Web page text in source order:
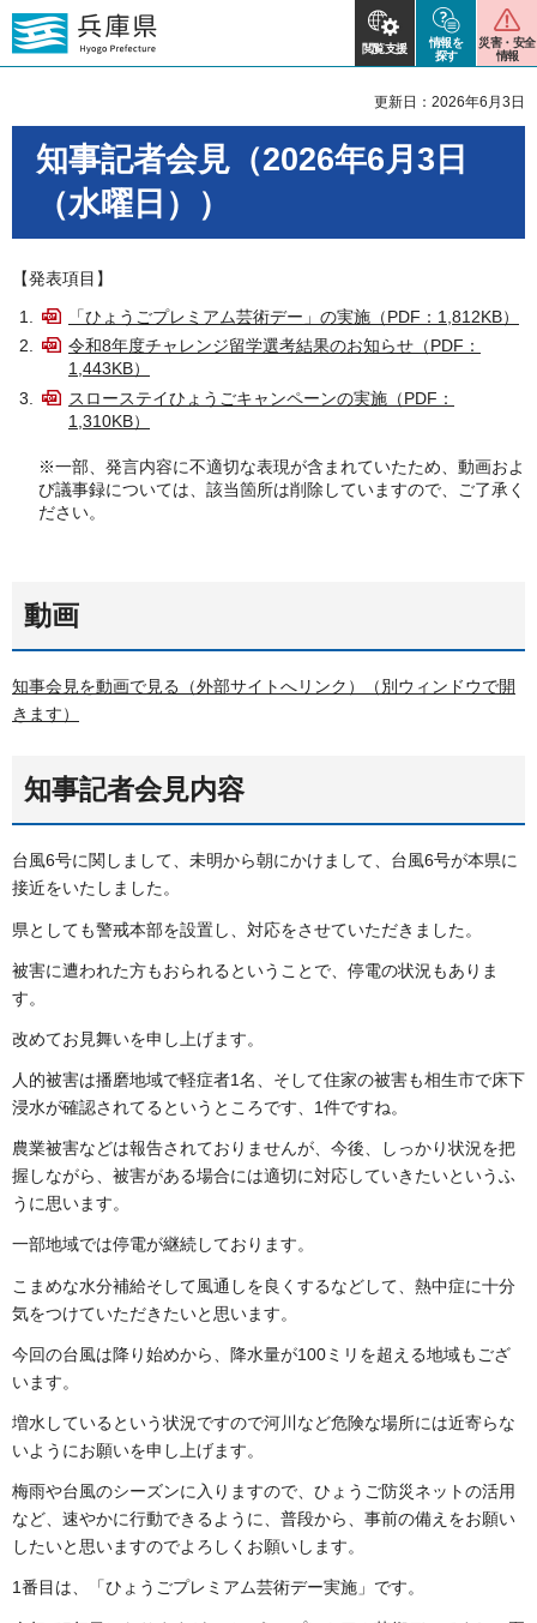
閲覧支援
情報を
探す
災害・安全
情報
更新日：2026年6月3日
知事記者会見（2026年6月3日
（水曜日））
【発表項目】
「ひょうごプレミアム芸術デー」の実施（PDF：1,812KB）
令和8年度チャレンジ留学選考結果のお知らせ（PDF：
1,443KB）
スローステイひょうごキャンペーンの実施（PDF：
1,310KB）
※一部、発言内容に不適切な表現が含まれていたため、動画およ
び議事録については、該当箇所は削除していますので、ご了承く
ださい。
動画
知事会見を動画で見る（外部サイトへリンク）（別ウィンドウで開
きます）
知事記者会見内容
台風6号に関しまして、未明から朝にかけまして、台風6号が本県に
接近をいたしました。
県としても警戒本部を設置し、対応をさせていただきました。
被害に遭われた方もおられるということで、停電の状況もありま
す。
改めてお見舞いを申し上げます。
人的被害は播磨地域で軽症者1名、そして住家の被害も相生市で床下
浸水が確認されてるというところです、1件ですね。
農業被害などは報告されておりませんが、今後、しっかり状況を把
握しながら、被害がある場合には適切に対応していきたいというふ
うに思います。
一部地域では停電が継続しております。
こまめな水分補給そして風通しを良くするなどして、熱中症に十分
気をつけていただきたいと思います。
今回の台風は降り始めから、降水量が100ミリを超える地域もござ
います。
増水しているという状況ですので河川など危険な場所には近寄らな
いようにお願いを申し上げます。
梅雨や台風のシーズンに入りますので、ひょうご防災ネットの活用
など、速やかに行動できるように、普段から、事前の備えをお願い
したいと思いますのでよろしくお願いします。
1番目は、「ひょうごプレミアム芸術デー実施」です。